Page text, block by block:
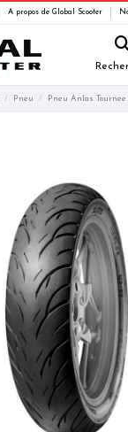
A propos de Global Scooter
Pneu Pneu Anlas Tournee